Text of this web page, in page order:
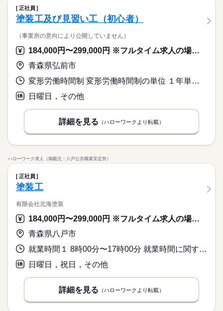
交通費
WEB登録
就業時間・曜日
残20未満
働き方・環境
ブランクOK
産休・育休 社会保険制度
禁煙・分煙
車OK
派遣活躍中
Excel CAD
期間・時間
08：00～17：00 残業はゼロではないが、ほとんどない 実働8時
間 休憩60分 残業は5（時間以内/月）です。
※企業カレンダーによる
50代活躍
募集条件
交通費 即日スタート 主婦・主夫
WEB登録
就業時間・曜日 働き方・環境
ブランクOK 産休・育休
車OK
派遣活躍中 英語不要
活かせるスキル Word
【月収例】 39万2000円＝時給2450円×160時間（残業代別途）
★時給は経験・スキルによって優遇します。 ≪すべてのお仕事
に交通費支給！≫ 過去「やってみたい」というお仕事があって
も 交通費が支給されなかったので、諦めてしまった… というご
経験がある方に朗報です◎ スタッフサービス・エンジニアリン
グが 紹介する案件は交通費支給！ あなたがやりたいと思える、
期間・時間 長期
08：00～17：00 残業はゼロではないが、ほとんどない 実働8時
間 休憩60分 残業は5（時間以内/月）です。
休日・休暇 日曜 祝日
※企業カレンダーによる
正社員
塗装工及び見習い工（初心者）
（事業所の意向により公開していません）
184,000円〜299,000円 ※フルタイム求人の場合は月額（換算額）、パート求人の場合は時間額を表示しています。
青森県弘前市
変形労働時間制 変形労働時間制の単位 １年単位 就業時間１ 7時30分〜17時00分
日曜日，その他
詳細を見る （ハローワークより転載）
ハローワーク求人（掲載元：八戸公共職業安定所）
正社員
塗装工
有限会社北海塗装
184,000円〜299,000円 ※フルタイム求人の場合は月額（換算額）、パート求人の場合は時間額を表示しています。
青森県八戸市
就業時間１ 8時00分〜17時00分 就業時間に関する特記事項 休憩時間で週４０時間を超えないよう調整しています。
日曜日，祝日，その他
詳細を見る （ハローワークより転載）